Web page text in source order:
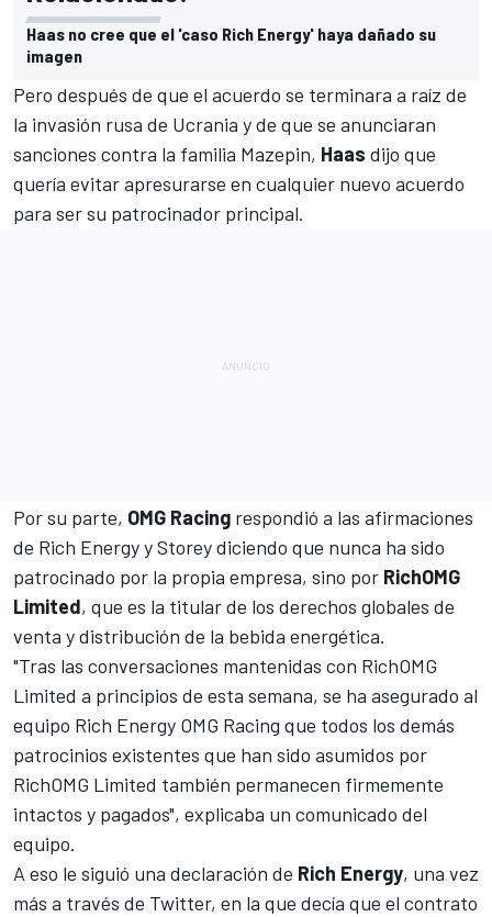
Haas no cree que el 'caso Rich Energy' haya dañado su
imagen
Pero después de que el acuerdo se terminara a raíz de
la invasión rusa de Ucrania y de que se anunciaran
sanciones contra la familia Mazepin, Haas dijo que
quería evitarapresurarse en cualquier nuevo acuerdo
para ser su patrocinador principal.
Por su parte, OMG Racing respondió a las afirmaciones
de Rich Energy y Storey diciendo que nunca ha sido
patrocinado por la propia empresa, sino por RichOMG
Limited, que es la titular de los derechos globales de
venta y distribución de la bebida energética.
"Tras las conversaciones mantenidas con RichOMG
Limited a principios de esta semana, se ha asegurado al
equipo Rich Energy OMG Racing que todos los demás
patrocinios existentes que han sido asumidos por
RichOMG Limited también permanecen firmemente
intactos y pagados", explicaba un comunicado del
equipo.
A eso le siguió una declaración de Rich Energy, una vez
más a través de Twitter, en la que decía que el contrato